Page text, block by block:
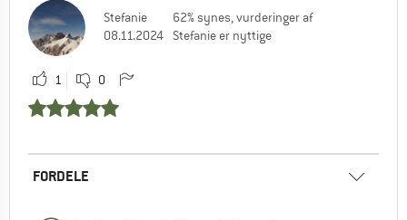
Stefanie
08.11.2024
62% synes, vurderinger af
Stefanie er nyttige
1 0
FORDELE